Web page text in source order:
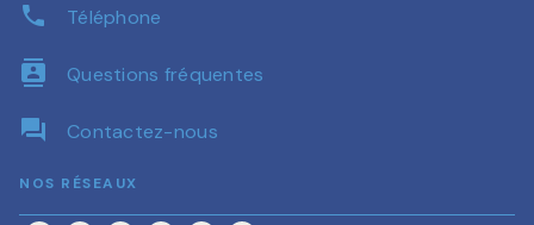
phone Téléphone
contacts Questions fréquentes
question_answer Contactez-nous
NOS RÉSEAUX